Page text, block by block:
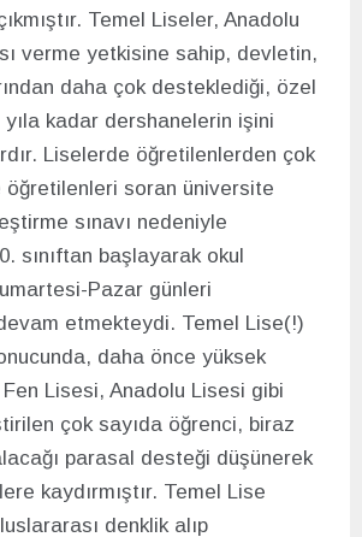
Temel Liseler, Anadolu
verme yetkisine sahip, devletin,
daha çok desteklediği, özel
kadar dershanelerin işini
Liselerde öğretilenlerden çok
öğretilenleri soran üniversite
sınavı nedeniyle
sınıftan başlayarak okul
Pazar günleri
etmekteydi. Temel Lise(!)
daha önce yüksek
Lisesi, Anadolu Lisesi gibi
çok sayıda öğrenci, biraz
parasal desteği düşünerek
kaydırmıştır. Temel Lise
denklik alıp